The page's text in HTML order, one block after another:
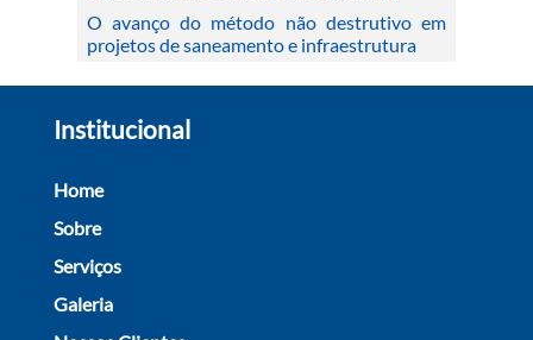
O avanço do método não destrutivo em
projetos de saneamento e infraestrutura
Institucional
Home
Sobre
Serviços
Galeria